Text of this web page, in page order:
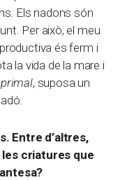
Els nadons són
Per això, el meu
és ferm i
la vida de la mare i
, suposa un
Entre d’altres,
les criatures que